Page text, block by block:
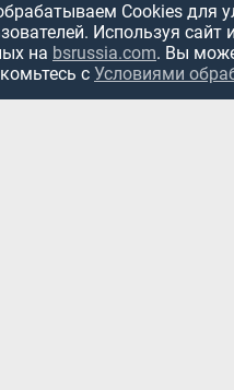
Cookies для
Используя
на bsrussia.com. Вы
с Условиями